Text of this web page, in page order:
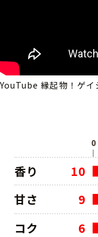
YouTube 縁起物！ゲイ
香り
10
甘さ
9
コク
6